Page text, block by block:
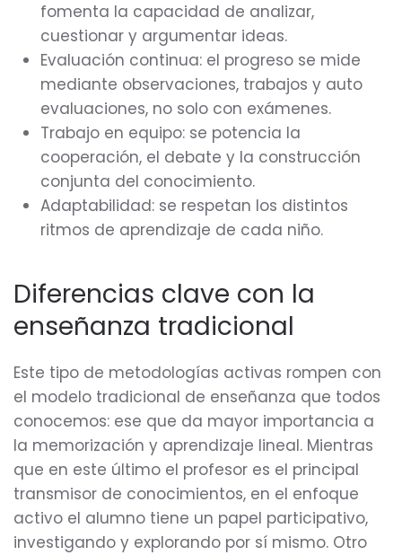
fomenta la capacidad de analizar,
cuestionar y argumentar ideas.
Evaluación continua: el progreso se mide
mediante observaciones, trabajos y auto
evaluaciones, no solo con exámenes.
Trabajo en equipo: se potencia la
cooperación, el debate y la construcción
conjunta del conocimiento.
Adaptabilidad: se respetan los distintos
ritmos de aprendizaje de cada niño.
Diferencias clave con la
enseñanza tradicional
Este tipo de metodologías activas rompen con
el modelo tradicional de enseñanza que todos
conocemos: ese que da mayor importancia a
la memorización y aprendizaje lineal. Mientras
que en este último el profesor es el principal
transmisor de conocimientos, en el enfoque
activo el alumno tiene un papel participativo,
investigando y explorando por sí mismo. Otro